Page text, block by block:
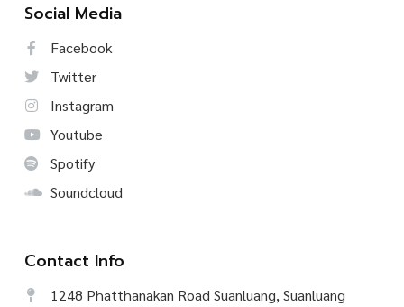
Social Media
Facebook
Twitter
Instagram
Youtube
Spotify
Soundcloud
Contact Info
1248 Phatthanakan Road Suanluang, Suanluang